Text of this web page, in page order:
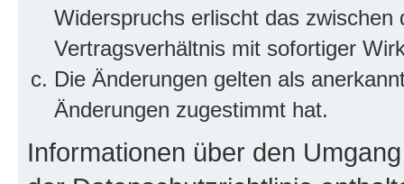
Widerspruchs erlischt das
Vertragsverhältnis mit sofortiger
Die Änderungen gelten als
Änderungen zugestimmt hat.
Informationen über den